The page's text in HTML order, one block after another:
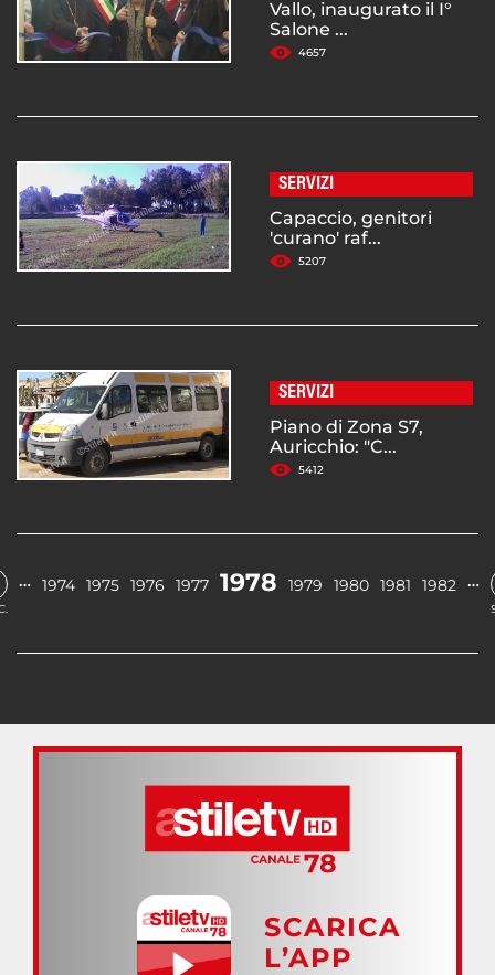
Vallo, inaugurato il I°
Salone ...
4657
SERVIZI
Capaccio, genitori
'curano' raf...
5207
SERVIZI
Piano di Zona S7,
Auricchio: "C...
5412
… 1974 1975 1976 1977 1978 1979 1980 1981 1982 …
SCARICA
L’APP